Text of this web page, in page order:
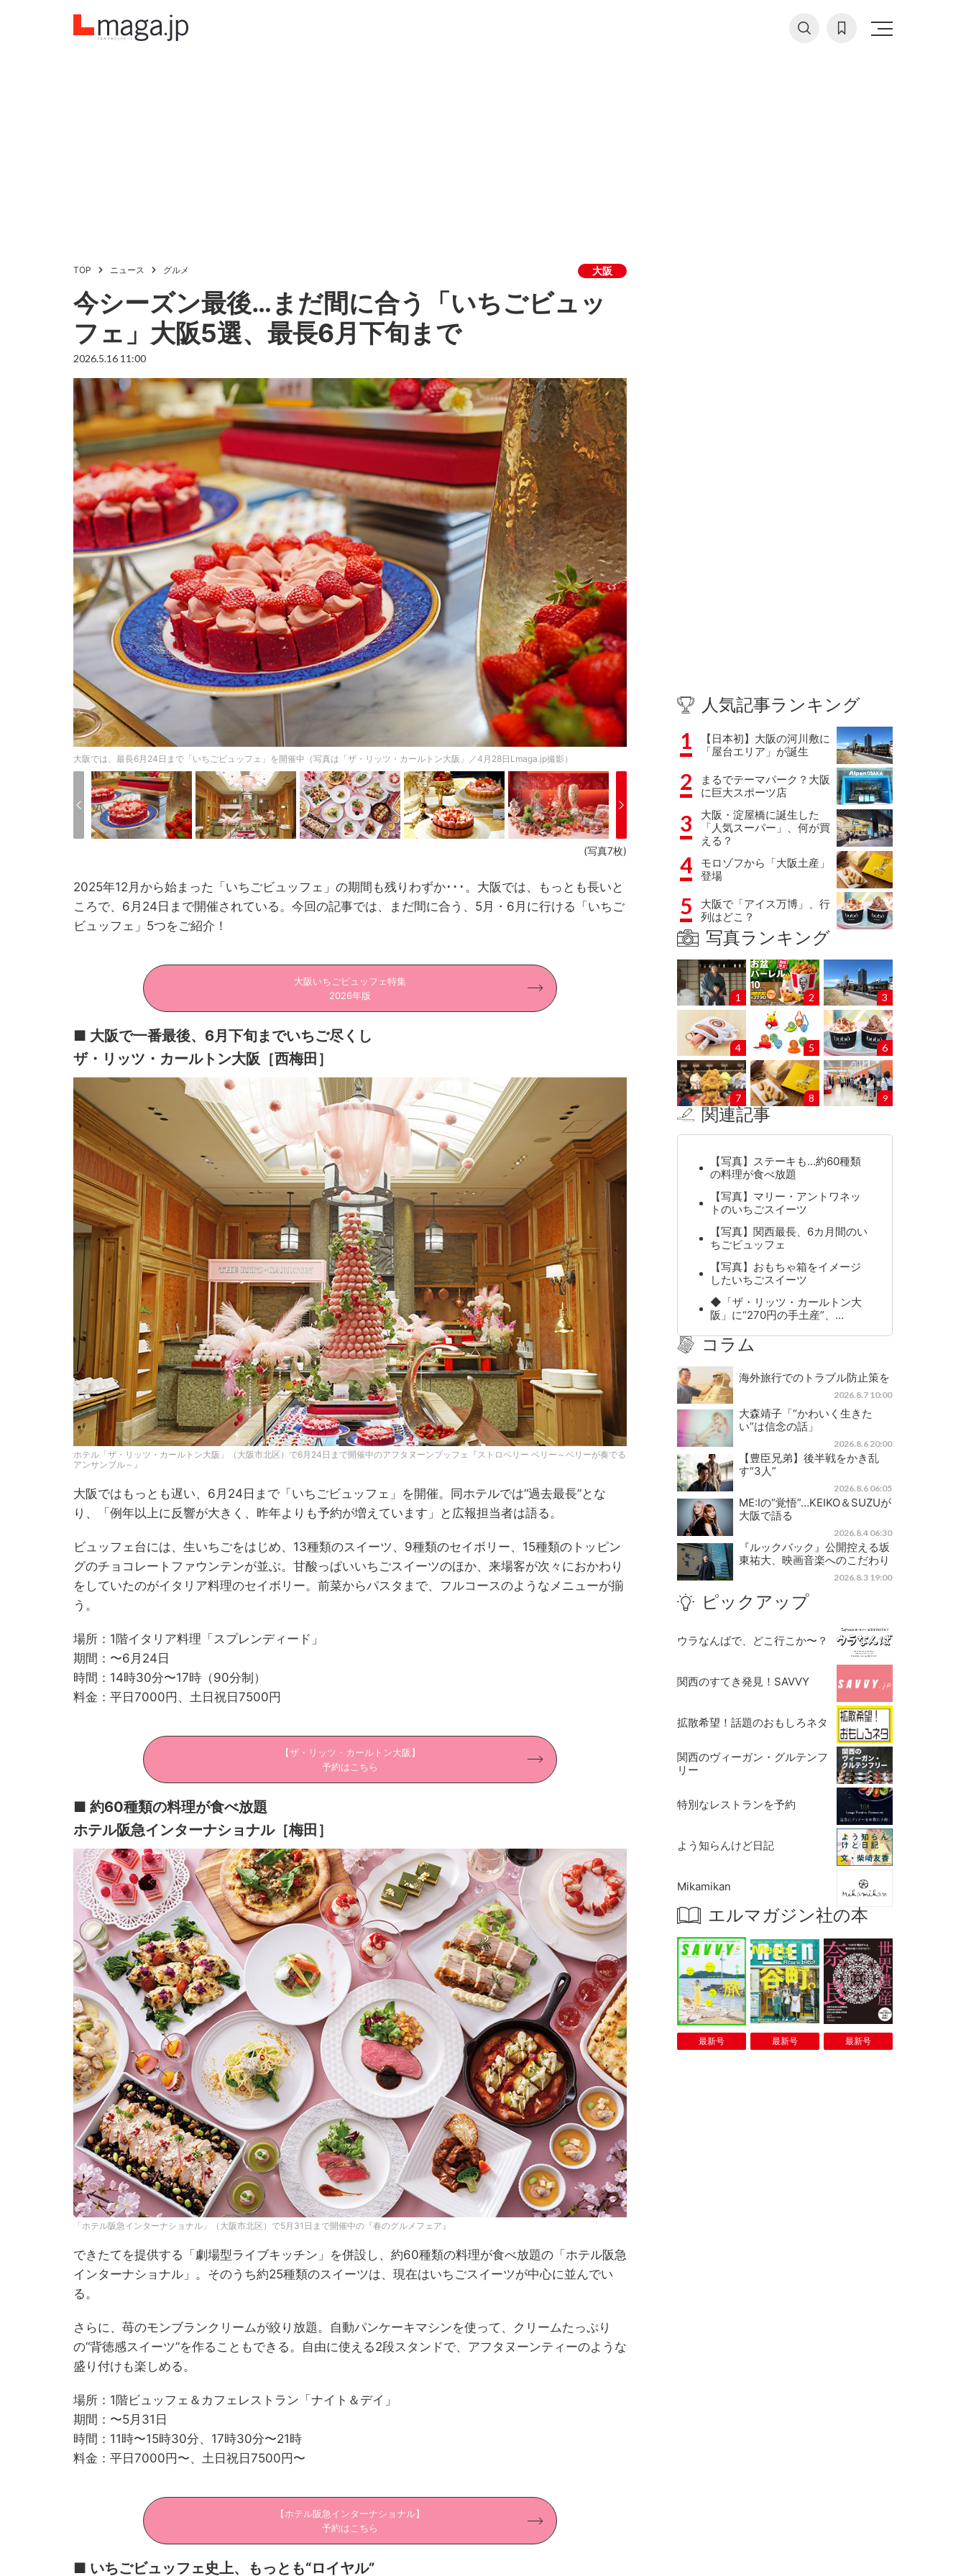
TOP ニュース グルメ 大阪
今シーズン最後…まだ間に合う「いちごビュッ
フェ」大阪5選、最長6月下旬まで
2026.5.16 11:00
大阪では、最長6月24日まで「いちごビュッフェ」を開催中（写真は「ザ・リッツ・カールトン大阪」／4月28日Lmaga.jp撮影）
(写真7枚)
2025年12月から始まった「いちごビュッフェ」の期間も残りわずか･･･。大阪では、もっとも長いと
ころで、6月24日まで開催されている。今回の記事では、まだ間に合う、5月・6月に行ける「いちご
ビュッフェ」5つをご紹介！
大阪いちごビュッフェ特集
2026年版
■ 大阪で一番最後、6月下旬までいちご尽くし
ザ・リッツ・カールトン大阪［西梅田］
ホテル「ザ・リッツ・カールトン大阪」（大阪市北区）で6月24日まで開催中のアフタヌーンブッフェ『ストロベリー ベリー～ベリーが奏でる
アンサンブル～』
大阪ではもっとも遅い、6月24日まで「いちごビュッフェ」を開催。同ホテルでは“過去最長”とな
り、「例年以上に反響が大きく、昨年よりも予約が増えています」と広報担当者は語る。
ビュッフェ台には、生いちごをはじめ、13種類のスイーツ、9種類のセイボリー、15種類のトッピン
グのチョコレートファウンテンが並ぶ。甘酸っぱいいちごスイーツのほか、来場客が次々におかわり
をしていたのがイタリア料理のセイボリー。前菜からパスタまで、フルコースのようなメニューが揃
う。
場所：1階イタリア料理「スプレンディード」
期間：〜6月24日
時間：14時30分〜17時（90分制）
料金：平日7000円、土日祝日7500円
【ザ・リッツ・カールトン大阪】
予約はこちら
■ 約60種類の料理が食べ放題
ホテル阪急インターナショナル［梅田］
「ホテル阪急インターナショナル」（大阪市北区）で5月31日まで開催中の『春のグルメフェア』
できたてを提供する「劇場型ライブキッチン」を併設し、約60種類の料理が食べ放題の「ホテル阪急
インターナショナル」。そのうち約25種類のスイーツは、現在はいちごスイーツが中心に並んでい
る。
さらに、苺のモンブランクリームが絞り放題。自動パンケーキマシンを使って、クリームたっぷり
の“背徳感スイーツ”を作ることもできる。自由に使える2段スタンドで、アフタヌーンティーのような
盛り付けも楽しめる。
場所：1階ビュッフェ＆カフェレストラン「ナイト＆デイ」
期間：〜5月31日
時間：11時〜15時30分、17時30分〜21時
料金：平日7000円〜、土日祝日7500円〜
【ホテル阪急インターナショナル】
予約はこちら
■ いちごビュッフェ史上、もっとも“ロイヤル”
人気記事ランキング
1
【日本初】大阪の河川敷に
「屋台エリア」が誕生
2
まるでテーマパーク？大阪
に巨大スポーツ店
3
大阪・淀屋橋に誕生した
「人気スーパー」、何が買
える？
4
モロゾフから「大阪土産」
登場
5
大阪で「アイス万博」、行
列はどこ？
写真ランキング
1 2 3
4 5 6
7 8 9
関連記事
【写真】ステーキも…約60種類
の料理が食べ放題
【写真】マリー・アントワネッ
トのいちごスイーツ
【写真】関西最長、6カ月間のい
ちごビュッフェ
【写真】おもちゃ箱をイメージ
したいちごスイーツ
◆「ザ・リッツ・カールトン大
阪」に“270円の手土産”、…
コラム
海外旅行でのトラブル防止策を
2026.8.7 10:00
大森靖子「“かわいく生きた
い”は信念の話」
2026.8.6 20:00
【豊臣兄弟】後半戦をかき乱
す“3人”
2026.8.6 06:05
ME:Iの“覚悟”…KEIKO＆SUZUが
大阪で語る
2026.8.4 06:30
『ルックバック』公開控える坂
東祐大、映画音楽へのこだわり
2026.8.3 19:00
ピックアップ
ウラなんばで、どこ行こか〜？
関西のすてき発見！SAVVY
拡散希望！話題のおもしろネタ
関西のヴィーガン・グルテンフ
リー
特別なレストランを予約
よう知らんけど日記
Mikamikan
エルマガジン社の本
最新号 最新号 最新号